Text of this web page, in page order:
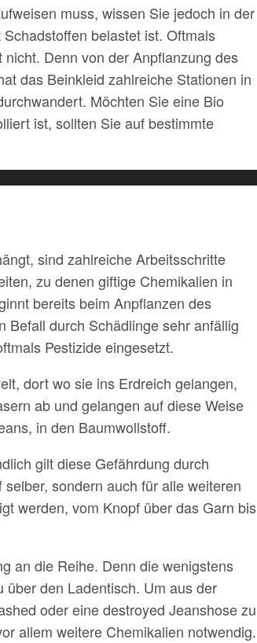
muss, wissen Sie jedoch in der
belastet ist. Oftmals
Denn von der Anpflanzung des
das Beinkleid zahlreiche Stationen in
Möchten Sie eine Bio
ist, sollten Sie auf bestimmte
sind zahlreiche Arbeitsschritte
zu denen giftige Chemikalien in
bereits beim Anpflanzen des
Befall durch Schädlinge sehr anfällig
Pestizide eingesetzt.
dort wo sie ins Erdreich gelangen,
ab und gelangen auf diese Weise
in den Baumwollstoff.
gilt diese Gefährdung durch
sondern auch für alle weiteren
werden, vom Knopf über das Garn bis
an die Reihe. Denn die wenigstens
den Ladentisch. Um aus der
oder eine destroyed Jeanshose zu
allem weitere Chemikalien notwendig.